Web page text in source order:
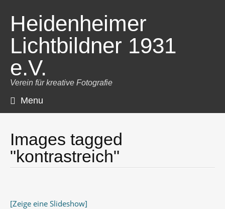
Heidenheimer
Lichtbildner 1931
e.V.
Verein für kreative Fotografie
Menu
Images tagged
"kontrastreich"
[Zeige eine Slideshow]